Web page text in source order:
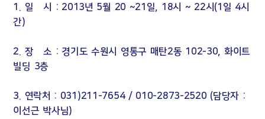
1. 일 시 : 2013년 5월 20 ~21일, 18시 ~ 22시(1일 4시
간)
2. 장 소 : 경기도 수원시 영통구 매탄2동 102-30, 화이트
빌딩 3층
3. 연락처 : 031)211-7654 / 010-2873-2520 (담당자 :
이선근 박사님)